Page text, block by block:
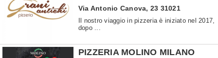
Via Antonio Canova, 23 31021
Il nostro viaggio in pizzeria è iniziato nel 2017,
dopo ...
PIZZERIA MOLINO MILANO